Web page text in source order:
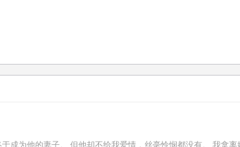
为他的妻子。 但他却不给我爱情，丝毫怜悯都没有。 我